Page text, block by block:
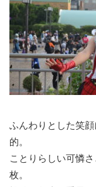
ふんわりとした笑
的。
ことりらしい可憐
枚。